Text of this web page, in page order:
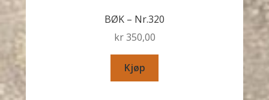
BØK – Nr.320
kr350,00
Kjøp